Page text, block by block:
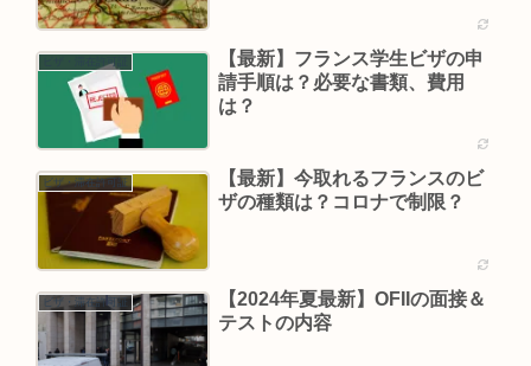
ビザ・滞在許可証
【最新】フランス学生ビザの申
請手順は？必要な書類、費用
は？
ビザ・滞在許可証
【最新】今取れるフランスのビ
ザの種類は？コロナで制限？
ビザ・滞在許可証
【2024年夏最新】OFIIの面接＆
テストの内容